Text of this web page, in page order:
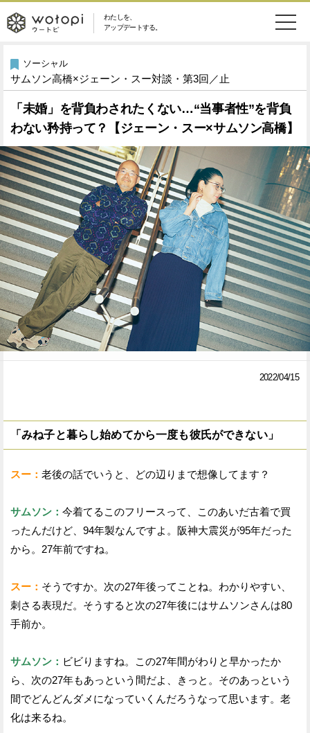
わたしを、
アップデートする。
wotopi
-
ウ
ー
ト
ピ
メ
ニ
ー
恋愛・結婚
美容・コスメ 妊娠・出産
健康 ワークスタイル
ライフスタイル ファッション
ソーシャル SDGs
アイテム
検
索
ウートピとは？
Facebook
ア
Twitter
ア
ソーシャル
サムソン高橋×ジェーン・スー対談・第3回／止
「未婚」を背負わされたくない…“当事者性”を背負
わない矜持って？【ジェーン・スー×サムソン高橋】
2022/04/15
「みね子と暮らし始めてから一度も彼氏ができない」
スー： 老後の話でいうと、どの辺りまで想像してます？
サムソン： 今着てるこのフリースって、このあいだ古着で買
ったんだけど、94年製なんですよ。阪神大震災が95年だった
から。27年前ですね。
スー： そうですか。次の27年後ってことね。わかりやすい、
刺さる表現だ。そうすると次の27年後にはサムソンさんは80
手前か。
サムソン： ビビりますね。この27年間がわりと早かったか
ら、次の27年もあっという間だよ、きっと。そのあっという
間でどんどんダメになっていくんだろうなって思います。老
化は来るね。